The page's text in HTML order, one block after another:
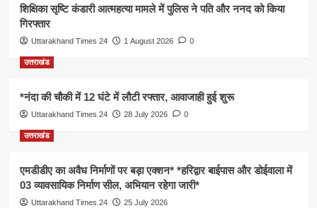
शिक्षिका सृष्टि कंडारी आत्महत्या मामले में पुलिस ने पति और ननद को किया
गिरफ्तार
Uttarakhand Times 24 1 August 2026 0
उत्तराखंड
*नंदा की चौकी में 12 घंटे में लौटी रफ्तार, आवाजाही हुई शुरू
Uttarakhand Times 24 28 July 2026 0
उत्तराखंड
एमडीडीए का अवैध निर्माणों पर बड़ा एक्शन* *हरिद्वार बाईपास और डोईवाला में
03 व्यावसायिक निर्माण सील, अभियान रहेगा जारी*
Uttarakhand Times 24 25 July 2026